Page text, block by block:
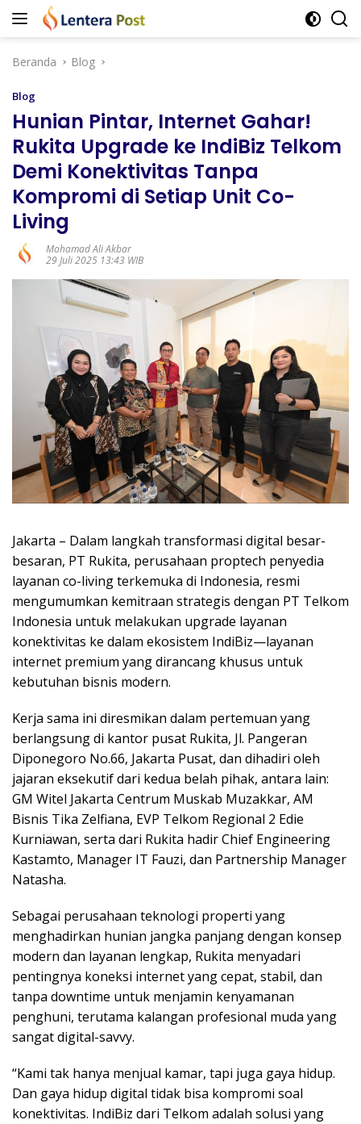
Langsung
Beranda
Blog
Blog
Hunian Pintar, Internet Gahar!
Rukita Upgrade ke IndiBiz Telkom
Demi Konektivitas Tanpa
Kompromi di Setiap Unit Co-
Living
Mohamad Ali Akbar
29 Juli 2025 13:43 WIB
Jakarta – Dalam langkah transformasi digital besar-
besaran, PT Rukita, perusahaan proptech penyedia
layanan co-living terkemuka di Indonesia, resmi
mengumumkan kemitraan strategis dengan PT Telkom
Indonesia untuk melakukan upgrade layanan
konektivitas ke dalam ekosistem IndiBiz—layanan
internet premium yang dirancang khusus untuk
kebutuhan bisnis modern.
Kerja sama ini diresmikan dalam pertemuan yang
berlangsung di kantor pusat Rukita, Jl. Pangeran
Diponegoro No.66, Jakarta Pusat, dan dihadiri oleh
jajaran eksekutif dari kedua belah pihak, antara lain:
GM Witel Jakarta Centrum Muskab Muzakkar, AM
Bisnis Tika Zelfiana, EVP Telkom Regional 2 Edie
Kurniawan, serta dari Rukita hadir Chief Engineering
Kastamto, Manager IT Fauzi, dan Partnership Manager
Natasha.
Sebagai perusahaan teknologi properti yang
menghadirkan hunian jangka panjang dengan konsep
modern dan layanan lengkap, Rukita menyadari
pentingnya koneksi internet yang cepat, stabil, dan
tanpa downtime untuk menjamin kenyamanan
penghuni, terutama kalangan profesional muda yang
sangat digital-savvy.
“Kami tak hanya menjual kamar, tapi juga gaya hidup.
Dan gaya hidup digital tidak bisa kompromi soal
konektivitas. IndiBiz dari Telkom adalah solusi yang